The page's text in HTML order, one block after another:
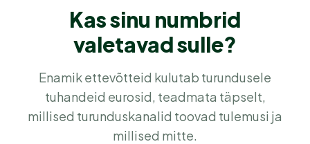
Kas sinu numbrid
valetavad sulle?
Enamik ettevõtteid kulutab turundusele
tuhandeid eurosid, teadmata täpselt,
millised turunduskanalid toovad tulemusi ja
millised mitte.